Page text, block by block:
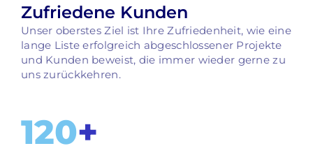
Zufriedene Kunden
Unser oberstes Ziel ist Ihre Zufriedenheit, wie eine
lange Liste erfolgreich abgeschlossener Projekte
und Kunden beweist, die immer wieder gerne zu
uns zurückkehren.
120+